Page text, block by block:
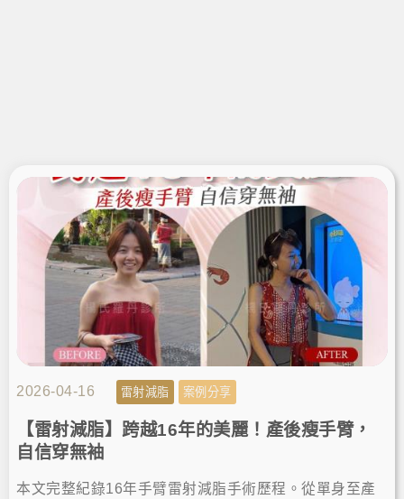
2026-04-16 雷射減脂 案例分享
【雷射減脂】跨越16年的美麗！產後瘦手臂，
自信穿無袖
本文完整紀錄16年手臂雷射減脂手術歷程。從單身至產